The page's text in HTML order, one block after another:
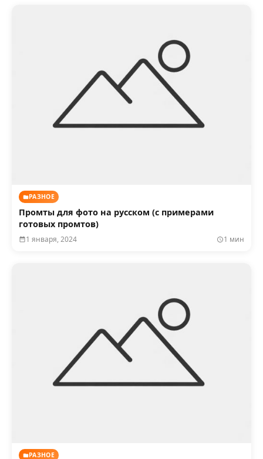
РАЗНОЕ
Промты для фото на русском (с примерами
готовых промтов)
1 января, 2024 1 мин
РАЗНОЕ